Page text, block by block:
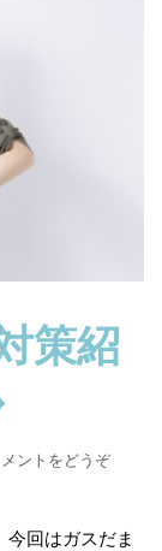
策紹
メントをどうぞ
今回はガスだま